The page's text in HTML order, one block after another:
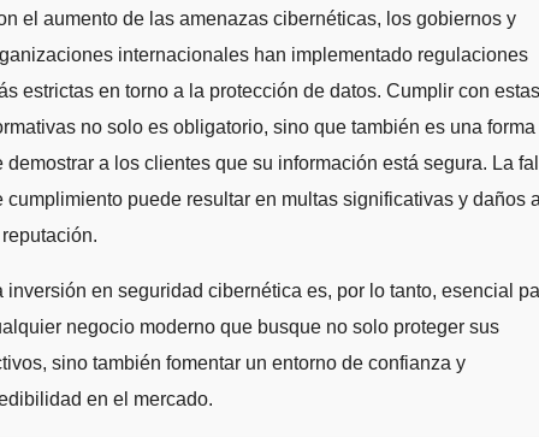
el aumento de las amenazas cibernéticas, los gobiernos y
internacionales han implementado regulaciones
estrictas en torno a la protección de datos. Cumplir con estas
no solo es obligatorio, sino que también es una forma
demostrar a los clientes que su información está segura. La
cumplimiento puede resultar en multas significativas y daños
inversión en seguridad cibernética es, por lo tanto, esencial
negocio moderno que busque no solo proteger sus
sino también fomentar un entorno de confianza y
en el mercado.